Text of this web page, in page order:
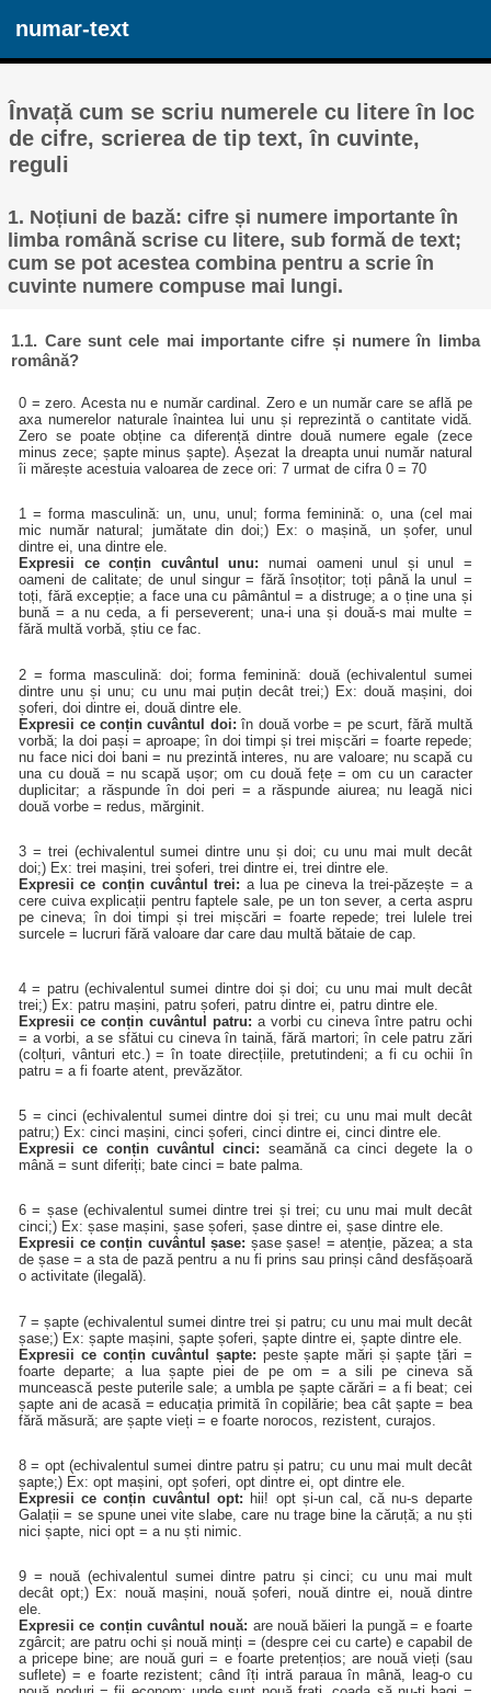
numar-text
Învață cum se scriu numerele cu litere în loc
de cifre, scrierea de tip text, în cuvinte,
reguli
1. Noțiuni de bază: cifre și numere importante în
limba română scrise cu litere, sub formă de text;
cum se pot acestea combina pentru a scrie în
cuvinte numere compuse mai lungi.
1.1. Care sunt cele mai importante cifre și numere în limba
română?
0 = zero. Acesta nu e număr cardinal. Zero e un număr care se află pe
axa numerelor naturale înaintea lui unu și reprezintă o cantitate vidă.
Zero se poate obține ca diferență dintre două numere egale (zece
minus zece; șapte minus șapte). Așezat la dreapta unui număr natural
îi mărește acestuia valoarea de zece ori: 7 urmat de cifra 0 = 70
1 = forma masculină: un, unu, unul; forma feminină: o, una (cel mai
mic număr natural; jumătate din doi;) Ex: o mașină, un șofer, unul
dintre ei, una dintre ele.
Expresii ce conțin cuvântul unu: numai oameni unul și unul =
oameni de calitate; de unul singur = fără însoțitor; toți până la unul =
toți, fără excepție; a face una cu pâmântul = a distruge; a o ține una și
bună = a nu ceda, a fi perseverent; una-i una și două-s mai multe =
fără multă vorbă, știu ce fac.
2 = forma masculină: doi; forma feminină: două (echivalentul sumei
dintre unu și unu; cu unu mai puțin decât trei;) Ex: două mașini, doi
șoferi, doi dintre ei, două dintre ele.
Expresii ce conțin cuvântul doi:în două vorbe = pe scurt, fără multă
vorbă; la doi pași = aproape; în doi timpi și trei mișcări = foarte repede;
nu face nici doi bani = nu prezintă interes, nu are valoare; nu scapă cu
una cu două = nu scapă ușor; om cu două fețe = om cu un caracter
duplicitar; a răspunde în doi peri = a răspunde aiurea; nu leagă nici
două vorbe = redus, mărginit.
3 = trei (echivalentul sumei dintre unu și doi; cu unu mai mult decât
doi;) Ex: trei mașini, trei șoferi, trei dintre ei, trei dintre ele.
Expresii ce conțin cuvântul trei: a lua pe cineva la trei-păzește = a
cere cuiva explicații pentru faptele sale, pe un ton sever, a certa aspru
pe cineva; în doi timpi și trei mișcări = foarte repede; trei lulele trei
surcele = lucruri fără valoare dar care dau multă bătaie de cap.
4 = patru (echivalentul sumei dintre doi și doi; cu unu mai mult decât
trei;) Ex: patru mașini, patru șoferi, patru dintre ei, patru dintre ele.
Expresii ce conțin cuvântul patru:a vorbi cu cineva între patru ochi
= a vorbi, a se sfătui cu cineva în taină, fără martori; în cele patru zări
(colțuri, vânturi etc.) = în toate direcțiile, pretutindeni; a fi cu ochii în
patru = a fi foarte atent, prevăzător.
5 = cinci (echivalentul sumei dintre doi și trei; cu unu mai mult decât
patru;) Ex: cinci mașini, cinci șoferi, cinci dintre ei, cinci dintre ele.
Expresii ce conțin cuvântul cinci: seamănă ca cinci degete la o
mână = sunt diferiți; bate cinci = bate palma.
6 = șase (echivalentul sumei dintre trei și trei; cu unu mai mult decât
cinci;) Ex: șase mașini, șase șoferi, șase dintre ei, șase dintre ele.
Expresii ce conțin cuvântul șase: șase șase! = atenție, păzea; a sta
de șase = a sta de pază pentru a nu fi prins sau prinși când desfășoară
o activitate (ilegală).
7 = șapte (echivalentul sumei dintre trei și patru; cu unu mai mult decât
șase;) Ex: șapte mașini, șapte șoferi, șapte dintre ei, șapte dintre ele.
Expresii ce conțin cuvântul șapte: peste șapte mări și șapte țări =
foarte departe; a lua șapte piei de pe om = a sili pe cineva să
muncească peste puterile sale; a umbla pe șapte cărări = a fi beat; cei
șapte ani de acasă = educația primită în copilărie; bea cât șapte = bea
fără măsură; are șapte vieți = e foarte norocos, rezistent, curajos.
8 = opt (echivalentul sumei dintre patru și patru; cu unu mai mult decât
șapte;) Ex: opt mașini, opt șoferi, opt dintre ei, opt dintre ele.
Expresii ce conțin cuvântul opt: hii! opt și-un cal, că nu-s departe
Galații = se spune unei vite slabe, care nu trage bine la căruță; a nu ști
nici șapte, nici opt = a nu ști nimic.
9 = nouă (echivalentul sumei dintre patru și cinci; cu unu mai mult
decât opt;) Ex: nouă mașini, nouă șoferi, nouă dintre ei, nouă dintre
ele.
Expresii ce conțin cuvântul nouă: are nouă băieri la pungă = e foarte
zgârcit; are patru ochi și nouă minți = (despre cei cu carte) e capabil de
a pricepe bine; are nouă guri = e foarte pretențios; are nouă vieți (sau
suflete) = e foarte rezistent; când îți intră paraua în mână, leag-o cu